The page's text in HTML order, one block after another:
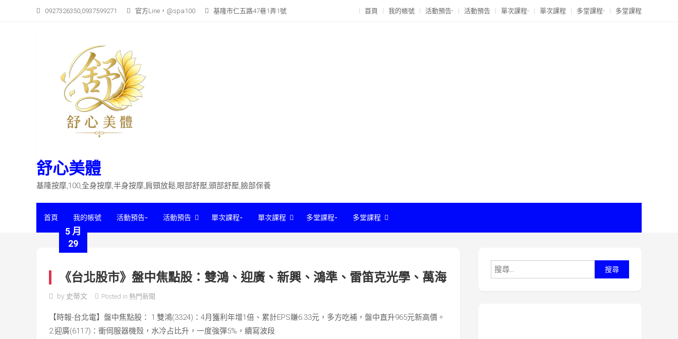
0927326350,0937599271 官方Line，@spa100 基隆市仁五路47巷1弄1號 首頁 我的帳號 活動預告- 活動預告 單次課程- 單次課程 多堂課程- 多堂課程
舒心美體
基隆按摩,100,全身按摩,半身按摩,肩頸放鬆,眼部舒壓,頭部舒壓,臉部保養
首頁 我的帳號 活動預告- 活動預告 單次課程- 單次課程 多堂課程- 多堂課程
5 月
29
《台北股市》盤中焦點股：雙鴻、迎廣、新興、鴻準、雷笛克光學、萬海
by 史蒂文 Posted in 熱門新聞
【時報-台北電】盤中焦點股： 1.雙鴻(3324)：4月獲利年增1倍、累計EPS賺6.33元，多方吃補，盤中直升965元新高價。
2.迎廣(6117)：衝伺服器機殼，水冷占比升，一度強彈5%，續寫波段
尋